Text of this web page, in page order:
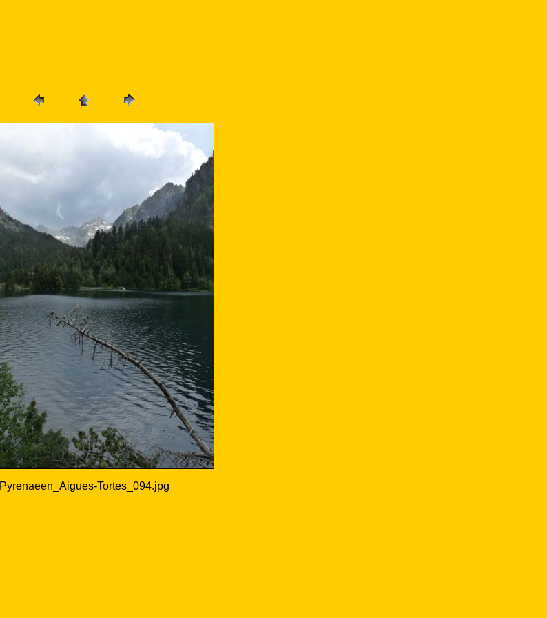
Pyrenaeen_Aigues-Tortes_094.jpg